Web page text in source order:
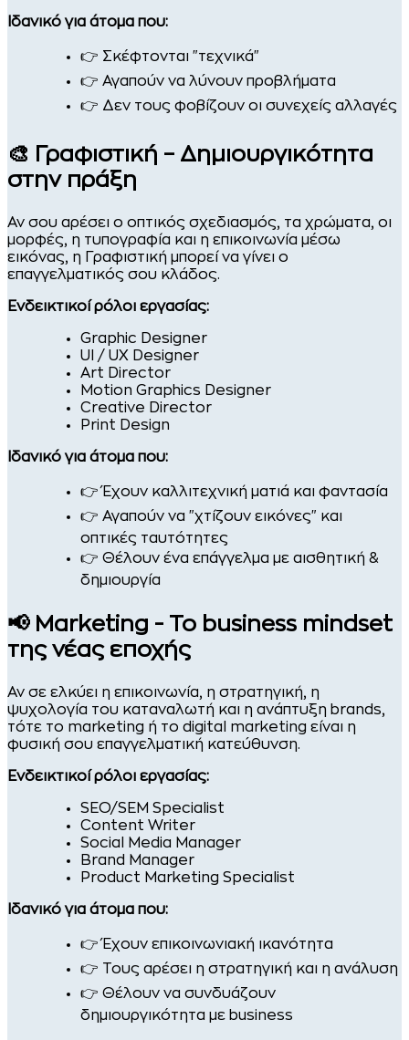
Ιδανικό για άτομα που:
👉 Σκέφτονται "τεχνικά"
👉 Αγαπούν να λύνουν προβλήματα
👉 Δεν τους φοβίζουν οι συνεχείς αλλαγές
🎨 Γραφιστική – Δημιουργικότητα
στην πράξη
Αν σου αρέσει ο οπτικός σχεδιασμός, τα χρώματα, οι
μορφές, η τυπογραφία και η επικοινωνία μέσω
εικόνας, η Γραφιστική μπορεί να γίνει ο
επαγγελματικός σου κλάδος.
Ενδεικτικοί ρόλοι εργασίας:
Graphic Designer
UI / UX Designer
Art Director
Motion Graphics Designer
Creative Director
Print Design
Ιδανικό για άτομα που:
👉 Έχουν καλλιτεχνική ματιά και φαντασία
👉 Αγαπούν να "χτίζουν εικόνες" και
οπτικές ταυτότητες
👉 Θέλουν ένα επάγγελμα με αισθητική &
δημιουργία
📢 Marketing - Το business mindset
της νέας εποχής
Αν σε ελκύει η επικοινωνία, η στρατηγική, η
ψυχολογία του καταναλωτή και η ανάπτυξη brands,
τότε το marketing ή το digital marketing είναι η
φυσική σου επαγγελματική κατεύθυνση.
Ενδεικτικοί ρόλοι εργασίας:
SEO/SEM Specialist
Content Writer
Social Media Manager
Brand Manager
Product Marketing Specialist
Ιδανικό για άτομα που:
👉 Έχουν επικοινωνιακή ικανότητα
👉 Τους αρέσει η στρατηγική και η ανάλυση
👉 Θέλουν να συνδυάζουν
δημιουργικότητα με business